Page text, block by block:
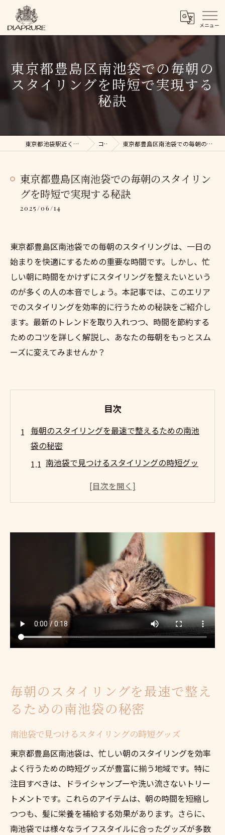
東京都豊島区南池袋での毎朝の
スタイリングを時短で実現する
秘訣
東京都池袋駅近くの美容院ならDIAPRURE コラム 東京都豊島区南池袋での毎朝のスタイリングを時短で実現する秘訣
東京都豊島区南池袋での毎朝のスタイリン
グを時短で実現する秘訣
2025/06/14
東京都豊島区南池袋での毎朝のスタイリングは、一日の
始まりを快適にするための重要な時間です。しかし、忙
しい朝に時間をかけずにスタイリングを整えたいという
のが多くの人の本音でしょう。本記事では、このエリア
でのスタイリングを効率的に行うための秘訣をご紹介し
ます。最新のトレンドを取り入れつつ、時間を節約する
ためのコツを詳しく解説し、あなたの毎朝をもっとスム
ーズに変えてみませんか？
目次
毎朝のスタイリングを最速で整えるための南池
袋の秘密
南池袋で見つけるスタイリングの時短グッ
効率を上げる朝のヘアセット法
南池袋でのトレンドを活用したスタイリン
ストレスフリーな朝を迎えるための秘訣
南池袋で発見！毎朝のスタイリング時間短縮の
南池袋のスタイリングサロン活用法
時短のためのスタイリングルーチン
早朝のスタイリングを楽にするコツ
毎朝のスタイリングを劇的に変えるアイデ
毎朝のスタイリングが変わる！豊島区南池袋の
時短テクニック
南池袋でのスタイリングトレンドの取り入
れ方
プロ直伝のスタイリング時短法
毎朝のスタイリングを最速で整え
るための南池袋の秘密
南池袋で見つけるスタイリングの時短グッズ
東京都豊島区南池袋は、忙しい朝のスタイリングを効率
よく行うための時短グッズが豊富に揃う地域です。特に
注目すべきは、ドライシャンプーや洗い流さないトリー
トメントです。これらのアイテムは、朝の時間を短縮し
つつも、髪に栄養を補給する効果があります。さらに、
南池袋では様々なライフスタイルに合ったグッズが多数